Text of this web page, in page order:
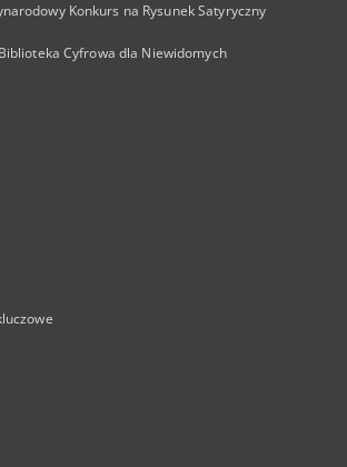
Konkurs na Rysunek Satyryczny
Cyfrowa dla Niewidomych